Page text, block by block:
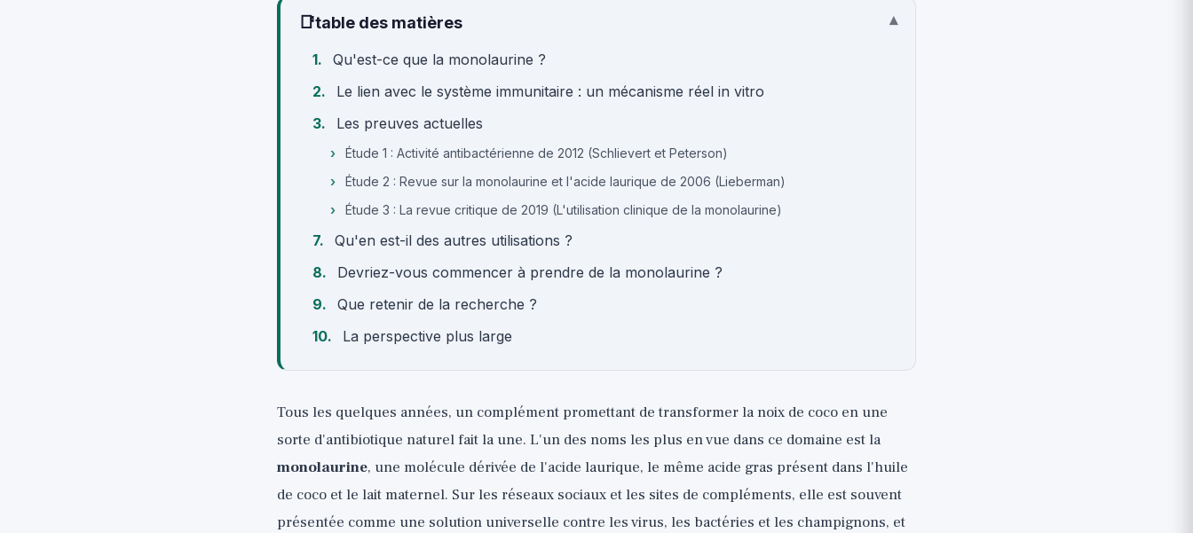
📑table des matières ▾
Qu'est-ce que la monolaurine ?
Le lien avec le système immunitaire : un mécanisme réel in vitro
Les preuves actuelles
Étude 1 : Activité antibactérienne de 2012 (Schlievert et Peterson)
Étude 2 : Revue sur la monolaurine et l'acide laurique de 2006 (Lieberman)
Étude 3 : La revue critique de 2019 (L'utilisation clinique de la monolaurine)
Qu'en est-il des autres utilisations ?
Devriez-vous commencer à prendre de la monolaurine ?
Que retenir de la recherche ?
La perspective plus large
Tous les quelques années, un complément promettant de transformer la noix de coco en une
sorte d'antibiotique naturel fait la une. L'un des noms les plus en vue dans ce domaine est la
monolaurine, une molécule dérivée de l'acide laurique, le même acide gras présent dans l'huile
de coco et le lait maternel. Sur les réseaux sociaux et les sites de compléments, elle est souvent
présentée comme une solution universelle contre les virus, les bactéries et les champignons, et